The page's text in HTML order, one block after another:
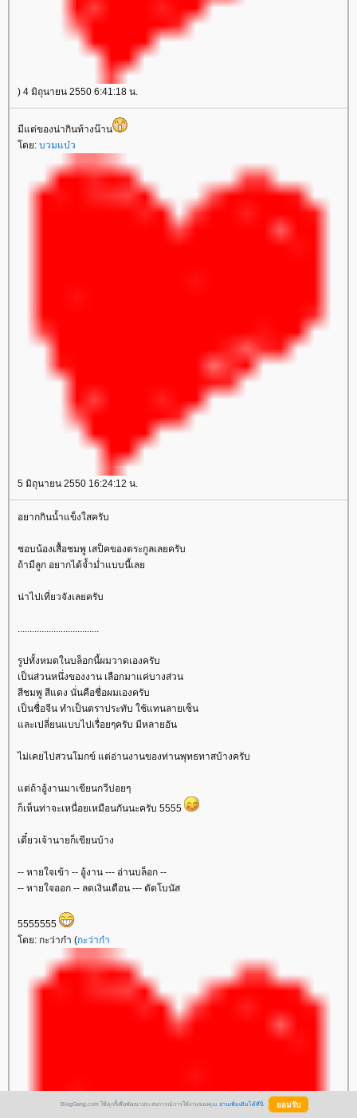
) 4 มิถุนายน 2550 6:41:18 น.
มีแต่ของน่ากินท้างน๊าน
ดย: บวมแบ๋ว
5 มิถุนายน 2550 16:24:12 น.
อยากกินน้ำแข็งใสครับ
ชอบน้องเสื้อชมพู เสป็คของตระกูลเลยครับ
ถ้ามีลูก อยากได้จ้ำม่ำแบบนี้เล
น่าไปเที่ยวจังเลยครับ
รูปทั้งหมดในบล็อกนี้ผมวาดเองครับ
เป็นส่วนหนึ่งของงาน เลือกมาแค่บางส่วน
สีชมพู สีแดง นั่นคือชื่อผมเองครับ
เป็นชื่อจีน ทำเป็นตราประทับ ใช้แทนลายเซ็น
ละเปลี่ยนแบบไปเรื่อยๆครับ มีหลายอัน
ไม่เคยไปสวนโมกข์ แต่อ่านงานของท่านพุทธทาสบ้างครับ
ต่ถ้าอู้งานมาเขียนกวีบ่อยๆ
ก็เห็นท่าจะเหนื่อยเหมือนกันนะครับ 5555
เดี๋ยวเจ้านายก็เขียนบ้าง
-- หายใจเข้า -- อู้งาน --- อ่านบล็อก --
-- หายใจออก -- ลดเงินเดือน --- ตัดโบนัส
5555555
ดย: กะว่าก๋า (กะว่าก๋า
BlogGang.com ใช้คุกกี้เพื่อพัฒนาประสบการณ์การใช้งานของคุณ อ่านเพิ่มเติมได้ที่นี่